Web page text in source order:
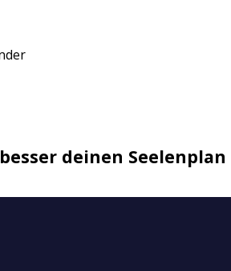
besser deinen Seelenplan